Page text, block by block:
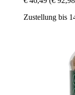
Zustellung bis